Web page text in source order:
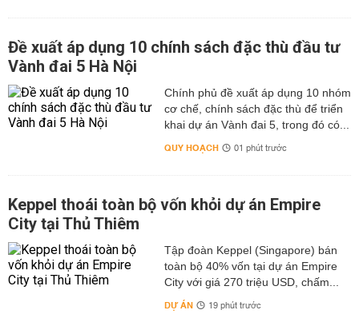
Đề xuất áp dụng 10 chính sách đặc thù đầu tư
Vành đai 5 Hà Nội
Chính phủ đề xuất áp dụng 10 nhóm
cơ chế, chính sách đặc thù để triển
khai dự án Vành đai 5, trong đó có...
QUY HOẠCH 01 phút trước
Keppel thoái toàn bộ vốn khỏi dự án Empire
City tại Thủ Thiêm
Tập đoàn Keppel (Singapore) bán
toàn bộ 40% vốn tại dự án Empire
City với giá 270 triệu USD, chấm...
DỰ ÁN 19 phút trước